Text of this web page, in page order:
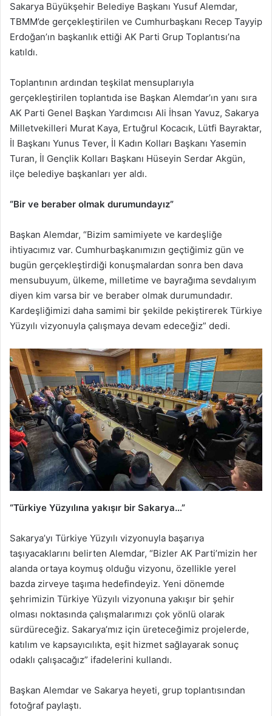
Sakarya Büyükşehir Belediye Başkanı Yusuf Alemdar,
TBMM’de gerçekleştirilen ve Cumhurbaşkanı Recep Tayyip
Erdoğan’ın başkanlık ettiği AK Parti Grup Toplantısı’na
katıldı.
Toplantının ardından teşkilat mensuplarıyla
gerçekleştirilen toplantıda ise Başkan Alemdar’ın yanı sıra
AK Parti Genel Başkan Yardımcısı Ali İhsan Yavuz, Sakarya
Milletvekilleri Murat Kaya, Ertuğrul Kocacık, Lütfi Bayraktar,
İl Başkanı Yunus Tever, İl Kadın Kolları Başkanı Yasemin
Turan, İl Gençlik Kolları Başkanı Hüseyin Serdar Akgün,
ilçe belediye başkanları yer aldı.
“Bir ve beraber olmak durumundayız”
Başkan Alemdar, “Bizim samimiyete ve kardeşliğe
ihtiyacımız var. Cumhurbaşkanımızın geçtiğimiz gün ve
bugün gerçekleştirdiği konuşmalardan sonra ben dava
mensubuyum, ülkeme, milletime ve bayrağıma sevdalıyım
diyen kim varsa bir ve beraber olmak durumundadır.
Kardeşliğimizi daha samimi bir şekilde pekiştirerek Türkiye
Yüzyılı vizyonuyla çalışmaya devam edeceğiz” dedi.
“Türkiye Yüzyılına yakışır bir Sakarya…”
Sakarya’yı Türkiye Yüzyılı vizyonuyla başarıya
taşıyacaklarını belirten Alemdar, “Bizler AK Parti’mizin her
alanda ortaya koymuş olduğu vizyonu, özellikle yerel
bazda zirveye taşıma hedefindeyiz. Yeni dönemde
şehrimizin Türkiye Yüzyılı vizyonuna yakışır bir şehir
olması noktasında çalışmalarımızı çok yönlü olarak
sürdüreceğiz. Sakarya’mız için üreteceğimiz projelerde,
katılım ve kapsayıcılıkta, eşit hizmet sağlayarak sonuç
odaklı çalışacağız” ifadelerini kullandı.
Başkan Alemdar ve Sakarya heyeti, grup toplantısından
fotoğraf paylaştı.